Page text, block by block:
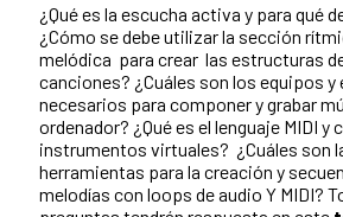
¿Qué es la escucha activa y para qué
¿Cómo se debe utilizar la sección
melódica para crear las estructuras
canciones? ¿Cuáles son los equipos
necesarios para componer y grabar
ordenador? ¿Qué es el lenguaje MIDI y
instrumentos virtuales? ¿Cuáles son
herramientas para la creación y
melodías con loops de audio Y MIDI?